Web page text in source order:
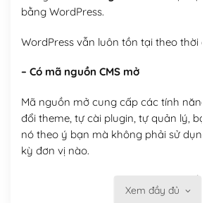
bằng WordPress.
WordPress vẫn luôn tồn tại theo thời
– Có mã nguồn CMS mở
Mã nguồn mở cung cấp các tính
đổi theme, tự cài plugin, tự quản lý,
nó theo ý bạn mà không phải sử
kỳ đơn vị nào.
Xem đầy đủ